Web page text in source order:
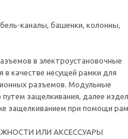
каналы, башенки, колонны,
в электроустановочные
в качестве несущей рамки для
разъемов. Модульные
защелкивания, далее
защелкиванием при помощи
ИЛИ АКСЕССУАРЫ